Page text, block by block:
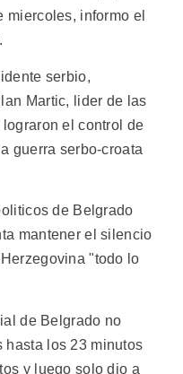
miercoles, informo el
serbio,
Martic, lider de las
el control de
guerra serbo-croata
de Belgrado
mantener el silencio
"todo lo
de Belgrado no
hasta los 23 minutos
y luego solo dio a